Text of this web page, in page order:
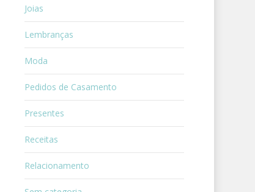
Joias
Lembranças
Moda
Pedidos de Casamento
Presentes
Receitas
Relacionamento